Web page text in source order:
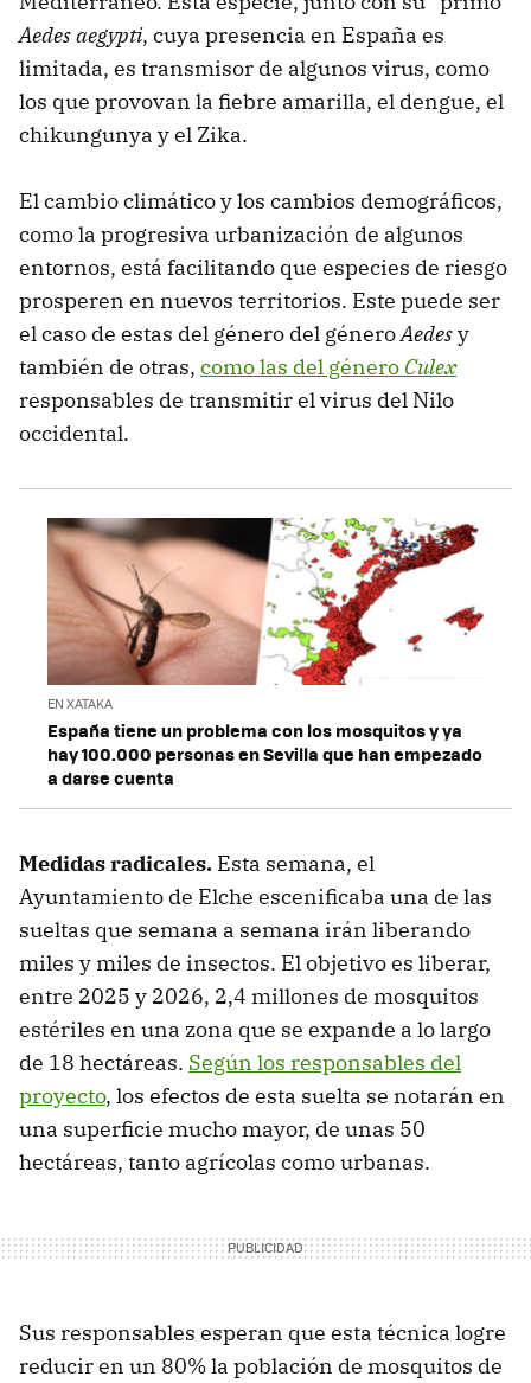
Aedes aegypti, cuya presencia en España es
limitada, es transmisor de algunos virus, como
los que provovan la fiebre amarilla, el dengue, el
chikungunya y el Zika.
El cambio climático y los cambios demográficos,
como la progresiva urbanización de algunos
entornos, está facilitando que especies de riesgo
prosperen en nuevos territorios. Este puede ser
el caso de estas del género del géneroAedesy
también de otras, como las del género Culex
responsables de transmitir el virus del Nilo
occidental.
EN XATAKA
España tiene un problema con los mosquitos y ya
hay 100.000 personas en Sevilla que han empezado
a darse cuenta
Medidas radicales. Esta semana, el
Ayuntamiento de Elche escenificaba una de las
sueltas que semana a semana irán liberando
miles y miles de insectos. El objetivo es liberar,
entre 2025 y 2026, 2,4 millones de mosquitos
estériles en una zona que se expande a lo largo
de 18 hectáreas. Según los responsables del
proyecto, los efectos de esta suelta se notarán en
una superficie mucho mayor, de unas 50
hectáreas, tanto agrícolas como urbanas.
Sus responsables esperan que esta técnica logre
reducir en un 80% la población de mosquitos de